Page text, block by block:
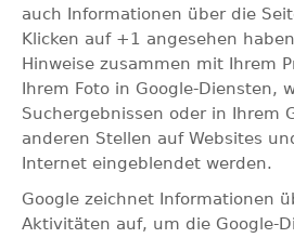
auch Informationen über die
Klicken auf +1 angesehen
Hinweise zusammen mit Ihrem
Ihrem Foto in Google-Diensten,
Suchergebnissen oder in Ihrem
anderen Stellen auf Websites
Internet eingeblendet werden.
Google zeichnet Informationen
Aktivitäten auf, um die Google-